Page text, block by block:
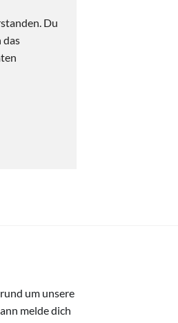
Du
das
um unsere
melde dich